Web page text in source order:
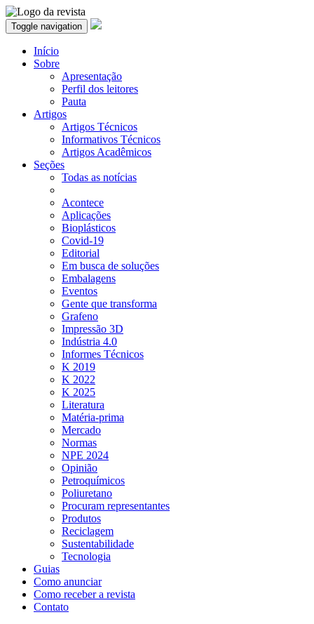
Toggle navigation
Início
Sobre
Apresentação
Perfil dos leitores
Pauta
Artigos
Artigos Técnicos
Informativos Técnicos
Artigos Acadêmicos
Seções
Todas as notícias
Acontece
Aplicações
Bioplásticos
Covid-19
Editorial
Em busca de soluções
Embalagens
Eventos
Gente que transforma
Grafeno
Impressão 3D
Indústria 4.0
Informes Técnicos
K 2019
K 2022
K 2025
Literatura
Matéria-prima
Mercado
Normas
NPE 2024
Opinião
Petroquímicos
Poliuretano
Procuram representantes
Produtos
Reciclagem
Sustentabilidade
Tecnologia
Guias
Como anunciar
Como receber a revista
Contato